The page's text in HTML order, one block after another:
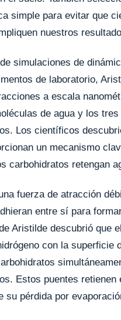
simple para evitar que
nuestros
simulaciones de
de laboratorio,
a escala
de agua y los
Los científicos
un mecanismo
carbohidratos retengan
fuerza de atracción
entre sí para
Aristilde descubrió que
con la superficie
Estos puentes retienen
su pérdida por